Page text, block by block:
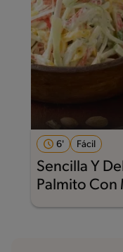
6' Fácil
Sencilla Y
Palmito Con